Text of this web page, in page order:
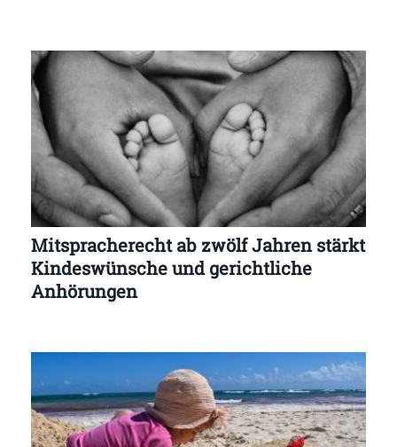
Mitspracherecht ab zwölf Jahren stärkt
Kindeswünsche und gerichtliche
Anhörungen